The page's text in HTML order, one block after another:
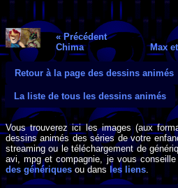
« Précédent
Chima
Max
Retour à la page des dessins animés
La liste de tous les dessins animés
Vous trouverez ici les images (aux
dessins animés des séries de votre
streaming ou le téléchargement de
avi, mpg et compagnie, je vous
des génériques ou dans les liens.